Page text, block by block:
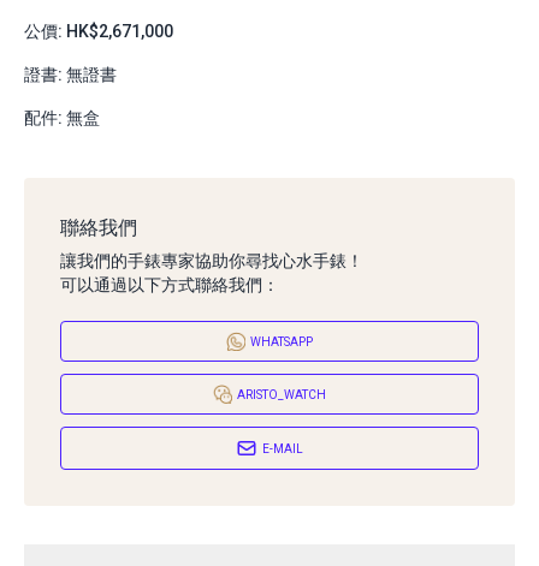
公價: HK$2,671,000
證書: 無證書
配件: 無盒
聯絡我們
讓我們的手錶專家協助你尋找心水手錶！
可以通過以下方式聯絡我們：
WHATSAPP
ARISTO_WATCH
E-MAIL